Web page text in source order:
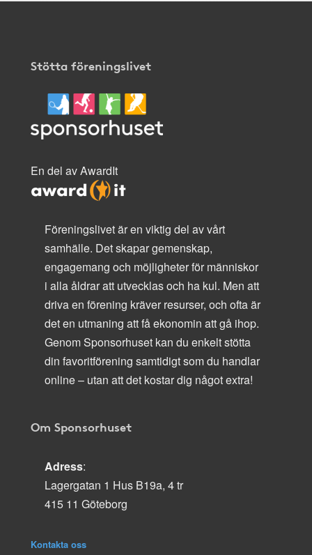
Stötta föreningslivet
En del av AwardIt
Föreningslivet är en viktig del av vårt
samhälle. Det skapar gemenskap,
engagemang och möjligheter för människor
i alla åldrar att utvecklas och ha kul. Men att
driva en förening kräver resurser, och ofta är
det en utmaning att få ekonomin att gå ihop.
Genom Sponsorhuset kan du enkelt stötta
din favoritförening samtidigt som du handlar
online – utan att det kostar dig något extra!
Om Sponsorhuset
Adress:
Lagergatan 1 Hus B19a, 4 tr
415 11 Göteborg
Kontakta oss